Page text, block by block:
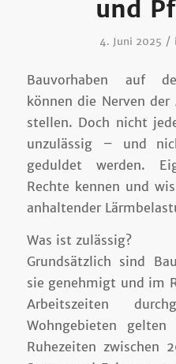
und
4. Juni 2025 /
Bauvorhaben auf
können die Nerven
stellen. Doch nicht
unzulässig – und
geduldet werden.
Rechte kennen und
anhaltender
Was ist zulässig?
Grundsätzlich sind
sie genehmigt und im
Arbeitszeiten
Wohngebieten gelten
Ruhezeiten zwischen